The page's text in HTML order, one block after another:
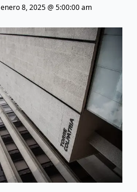
enero 8, 2025 @ 5:00:00 am